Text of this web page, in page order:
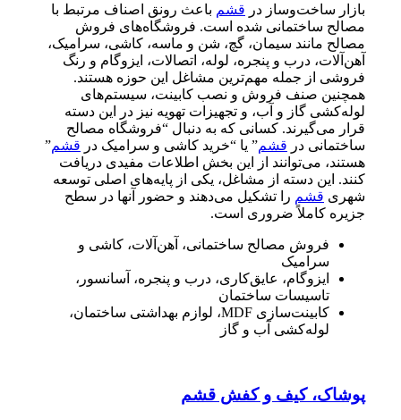
بازار ساخت‌وساز در قشم باعث رونق اصناف مرتبط با
مصالح ساختمانی شده است. فروشگاه‌های فروش
مصالح مانند سیمان، گچ، شن و ماسه، کاشی، سرامیک،
آهن‌آلات، درب و پنجره، لوله، اتصالات، ایزوگام و رنگ
فروشی از جمله مهم‌ترین مشاغل این حوزه هستند.
همچنین صنف فروش و نصب کابینت، سیستم‌های
لوله‌کشی گاز و آب، و تجهیزات تهویه نیز در این دسته
قرار می‌گیرند. کسانی که به دنبال “فروشگاه مصالح
ساختمانی در قشم” یا “خرید کاشی و سرامیک در قشم”
هستند، می‌توانند از این بخش اطلاعات مفیدی دریافت
کنند. این دسته از مشاغل، یکی از پایه‌های اصلی توسعه
شهری قشم را تشکیل می‌دهند و حضور آنها در سطح
جزیره کاملاً ضروری است.
فروش مصالح ساختمانی، آهن‌آلات، کاشی و
سرامیک
ایزوگام، عایق‌کاری، درب و پنجره، آسانسور،
تاسیسات ساختمان
کابینت‌سازی MDF، لوازم بهداشتی ساختمان،
لوله‌کشی آب و گاز
پوشاک، کیف و کفش قشم